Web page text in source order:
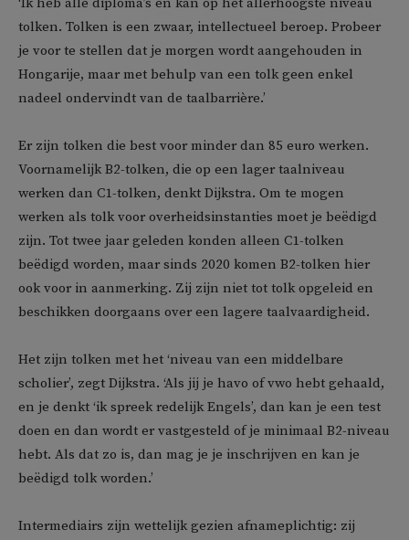
‘Ik heb alle diploma’s en kan op het allerhoogste niveau
tolken. Tolken is een zwaar, intellectueel beroep. Probeer
je voor te stellen dat je morgen wordt aangehouden in
Hongarije, maar met behulp van een tolk geen enkel
nadeel ondervindt van de taalbarrière.’
Er zijn tolken die best voor minder dan 85 euro werken.
Voornamelijk B2-tolken, die op een lager taalniveau
werken dan C1-tolken, denkt Dijkstra. Om te mogen
werken als tolk voor overheidsinstanties moet je beëdigd
zijn. Tot twee jaar geleden konden alleen C1-tolken
beëdigd worden, maar sinds 2020 komen B2-tolken hier
ook voor in aanmerking. Zij zijn niet tot tolk opgeleid en
beschikken doorgaans over een lagere taalvaardigheid.
Het zijn tolken met het ‘niveau van een middelbare
scholier’, zegt Dijkstra. ‘Als jij je havo of vwo hebt gehaald,
en je denkt ‘ik spreek redelijk Engels’, dan kan je een test
doen en dan wordt er vastgesteld of je minimaal B2-niveau
hebt. Als dat zo is, dan mag je je inschrijven en kan je
beëdigd tolk worden.’
Intermediairs zijn wettelijk gezien afnameplichtig: zij